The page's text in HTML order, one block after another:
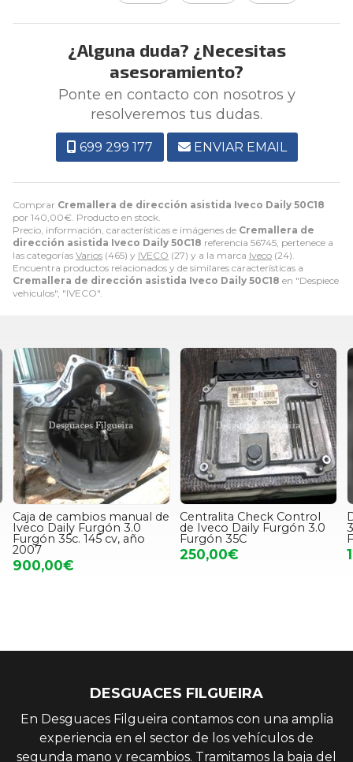
Comprar Cremallera de dirección asistida Iveco Daily 50C18
por 140,00€ . Producto en stock.
Precio, información, características e imágenes de Cremallera de
dirección asistida Iveco Daily 50C18 referencia 56745, pertenece a
las categorías Varios (465) y IVECO (27) y a la marca Iveco (24).
Encuentra productos relacionados y de similares características a
Cremallera de dirección asistida Iveco Daily 50C18 en "Despiece
vehiculos", "IVECO".
¿Alguna duda? ¿Necesitas
asesoramiento?
Ponte en contacto con nosotros y
resolveremos tus dudas.
699 299 177 ENVIAR EMAIL
Caja de cambios manual de
Iveco Daily Furgón 3.0
Furgón 35c. 145 cv, año
2007
900,00€
Centralita Check Control
de Iveco Daily Furgón 3.0
Furgón 35C
250,00€
DESGUACES FILGUEIRA
En Desguaces Filgueira contamos con una amplia
experiencia en el sector de los vehículos de
segunda mano y recambios. Tramitamos la baja del